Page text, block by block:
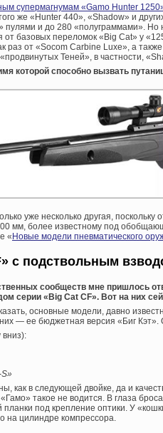
супермагнумам «Gamo Hunter
же «Hunter 440», «Shadow» и
пулями и до 280 «полуграммами».
от базовых переломок «Big Cat» у
раз от «Socom Carbine Luxe», а
Теней», в частности,
которой способно вызвать
уже несколько другая,
мм, более известному под
« Новые модели пневматического
с подствольным
сообществ мне пришлось
серии «Big Cat CF». Вот на них
основные модели, давно
— ее бюджетная версия «Биг
вниз):
как в следующей двойке, да и
такое не водится. В глаза
под крепление оптики. У
на цилиндре компрессора.